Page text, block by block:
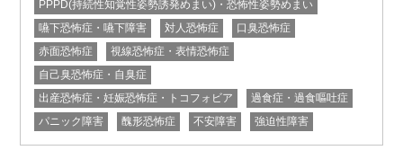
" alt="不安のループから抜け出す方法｜認知行動療法と
鍼灸で予期不安を着実に減らす方法"/>
PPPD(持続性知覚性姿勢誘発めまい)・恐怖性姿勢めまい
嚥下恐怖症・嚥下障害
対人恐怖症
口臭恐怖症
赤面恐怖症
視線恐怖症・表情恐怖症
自己臭恐怖症・自臭症
出産恐怖症・妊娠恐怖症・トコフォビア
過食症・過食嘔吐症
パニック障害
醜形恐怖症 不安障害 強迫性障害